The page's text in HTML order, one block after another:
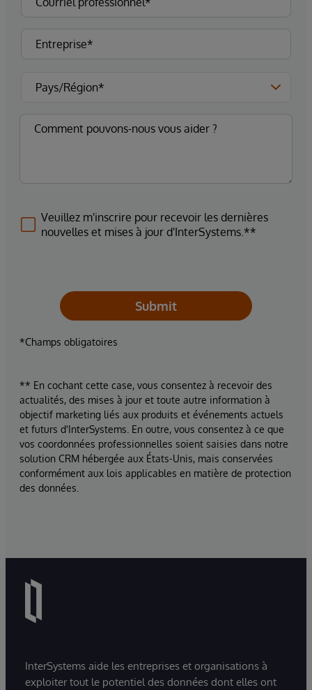
Veuillez m'inscrire pour recevoir les dernières
nouvelles et mises à jour d'InterSystems.**
Submit
*Champs obligatoires
** En cochant cette case, vous consentez à recevoir des
actualités, des mises à jour et toute autre information à
objectif marketing liés aux produits et événements actuels
et futurs d'InterSystems. En outre, vous consentez à ce que
vos coordonnées professionnelles soient saisies dans notre
solution CRM hébergée aux États-Unis, mais conservées
conformément aux lois applicables en matière de protection
des données.
InterSystems aide les entreprises et organisations à
exploiter tout le potentiel des données dont elles ont